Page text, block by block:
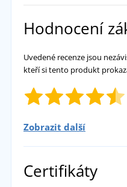
Hodnocení
Uvedené recenze jsou
kteří si tento produkt
PŘIDAT VLASTNÍ
Eva
Zobrazit další
Certifikáty